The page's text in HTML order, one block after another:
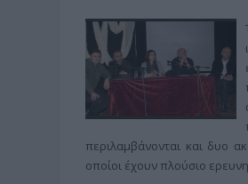
περιλαμβάνονται και δυο
οποίοι έχουν πλούσιο